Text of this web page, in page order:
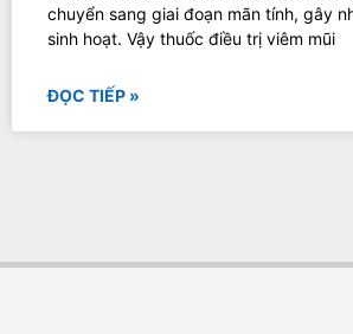
chuyển sang giai đoạn mãn tính, gây
sinh hoạt. Vậy thuốc điều trị viêm mũi
ĐỌC TIẾP »